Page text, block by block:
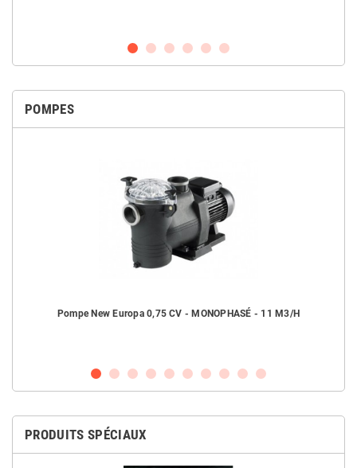
POMPES
Pompe New Europa 0,75 CV - MONOPHASÉ - 11 M3/H
PRODUITS SPÉCIAUX